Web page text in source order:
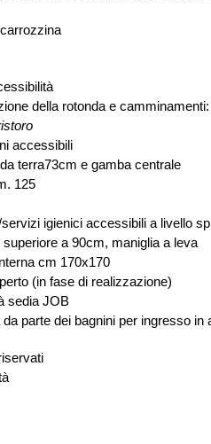
della rotonda e
accessibili
terra73cm e gamba centrale
125
igienici accessibili a livello
superiore a 90cm, maniglia a leva
cm 170x170
(in fase di realizzazione)
sedia JOB
parte dei bagnini per ingresso in